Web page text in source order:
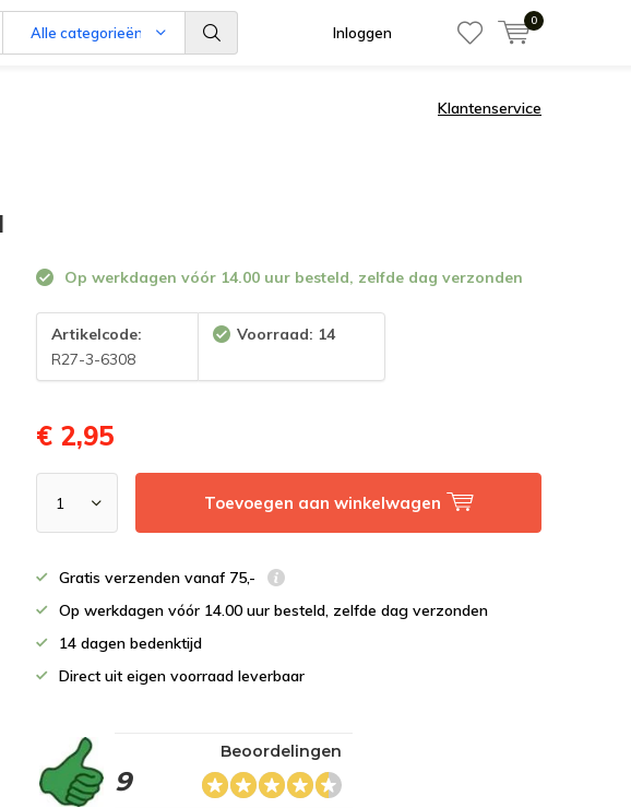
Alle categorieën Inloggen
0
Klantenservice
Op werkdagen vóór 14.00 uur besteld, zelfde dag verzonden
Artikelcode:
R27-3-6308
Voorraad: 14
€ 2,95
Toevoegen aan winkelwagen
Gratis verzenden vanaf 75,-
Op werkdagen vóór 14.00 uur besteld, zelfde dag verzonden
14 dagen bedenktijd
Direct uit eigen voorraad leverbaar
9
Beoordelingen